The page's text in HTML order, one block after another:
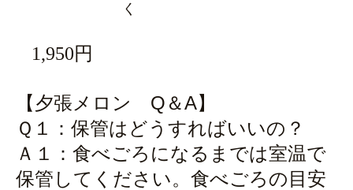
く
1,950円
【夕張メロン Q＆A】
Ｑ１：保管はどうすればいいの？
Ａ１：食べごろになるまでは室温で
保管してください。食べごろの目安